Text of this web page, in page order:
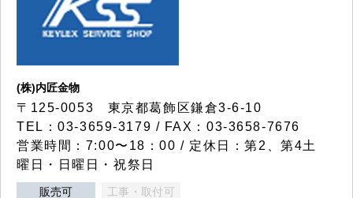
(株)内匠金物
〒125-0053 東京都葛飾区鎌倉3-6-10
TEL：03-3659-3179 / FAX：03-3658-7676
営業時間：7:00〜18：00 / 定休日：第2、第4土
曜日・日曜日・祝祭日
販売可 工事・取付可